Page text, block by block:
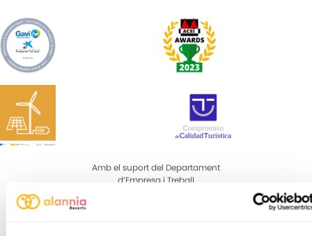
Amb el suport del Departament
d’Empresa i Treball